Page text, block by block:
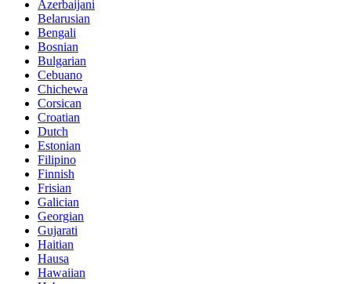
Azerbaijani
Belarusian
Bengali
Bosnian
Bulgarian
Cebuano
Chichewa
Corsican
Croatian
Dutch
Estonian
Filipino
Finnish
Frisian
Galician
Georgian
Gujarati
Haitian
Hausa
Hawaiian